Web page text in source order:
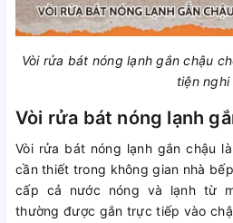
Vòi rửa bát nóng lạnh gắn chậu
tiện nghi
Vòi rửa bát nóng lạnh
Vòi rửa bát nóng lạnh gắn chậu
cần thiết trong không gian nhà
cấp cả nước nóng và lạnh từ
thường được gắn trực tiếp vào